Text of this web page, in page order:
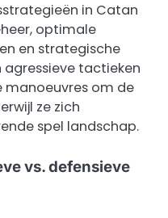
in Catan
optimale
en strategische
tactieken
manoeuvres om de
ze zich
spel landschap.
vs. defensieve